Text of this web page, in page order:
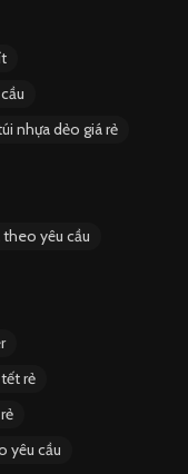
nhựa dẻo giá rẻ
yêu cầu
rẻ
yêu cầu